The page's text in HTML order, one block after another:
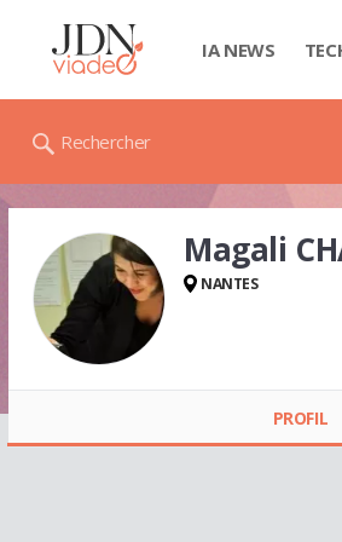
IA NEWS
Rechercher
Magali
NANTES
PROFIL